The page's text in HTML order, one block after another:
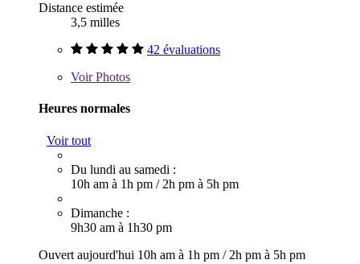
Distance estimée
3,5 milles
42 évaluations
VoirPhotos
Heures normales
Voir tout
Du lundi au samedi :
10h am à 1h pm / 2h pm à 5h pm
Dimanche :
9h30 am à 1h30 pm
Ouvert aujourd'hui 10h am à 1h pm / 2h pm à 5h pm